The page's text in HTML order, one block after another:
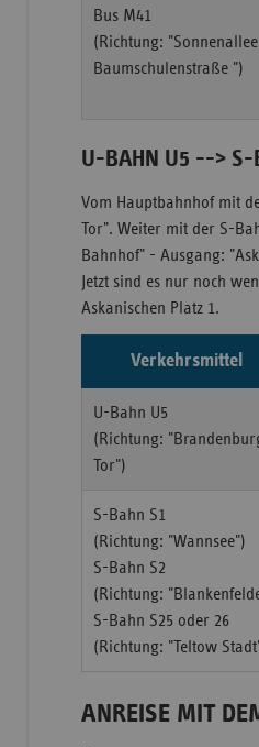
Bus M41
(Richtung:
Baumschulenstraße ")
U-BAHN U5 --> S-
Vom Hauptbahnhof mit
Tor". Weiter mit der S-
Bahnhof" - Ausgang:
Jetzt sind es nur noch
Askanischen Platz 1.
Verkehrsmittel
U-Bahn U5
(Richtung:
Tor")
S-Bahn S1
(Richtung: "Wannsee")
S-Bahn S2
(Richtung:
S-Bahn S25 oder 26
(Richtung: "Teltow
ANREISE MIT